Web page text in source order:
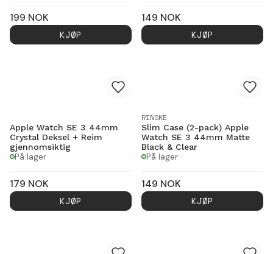
199 NOK
KJØP
149 NOK
KJØP
Apple Watch SE 3 44mm
Crystal Deksel + Reim
gjennomsiktig
På lager
179 NOK
KJØP
RINGKE
Slim Case (2-pack) Apple
Watch SE 3 44mm Matte
Black & Clear
På lager
149 NOK
KJØP